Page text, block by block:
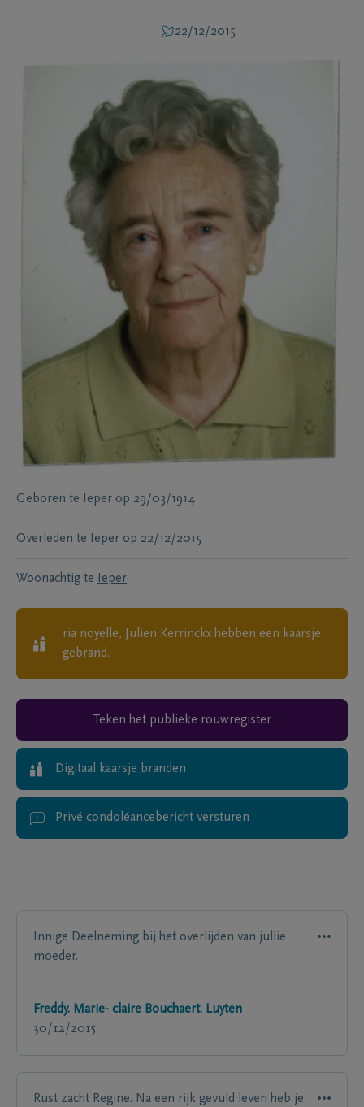
22/12/2015
Geboren te Ieper op 29/03/1914
Overleden te Ieper op 22/12/2015
Woonachtig te Ieper
ria noyelle, Julien Kerrinckx hebben een kaarsje
gebrand.
Teken het publieke rouwregister
Digitaal kaarsje branden
Privé condoléancebericht versturen
Innige Deelneming bij het overlijden van jullie
moeder.
Freddy. Marie- claire Bouchaert. Luyten
30/12/2015
Rust zacht Regine. Na een rijk gevuld leven heb je